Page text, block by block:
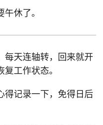
休了。
每天连轴转，回来就开
工作状态。
得记录一下，免得日后